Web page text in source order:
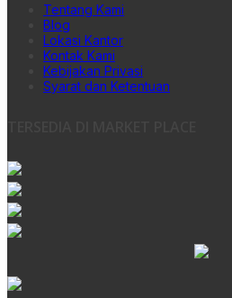
Tentang Kami
Blog
Lokasi Kantor
Kontak Kami
Kebijakan Privasi
Syarat dan Ketentuan